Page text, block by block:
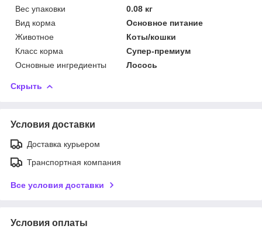
Вес упаковки
0.08 кг
Вид корма
Основное питание
Животное
Коты/кошки
Класс корма
Супер-премиум
Основные ингредиенты
Лосось
Скрыть
Условия доставки
Доставка курьером
Транспортная компания
Все условия доставки
Условия оплаты